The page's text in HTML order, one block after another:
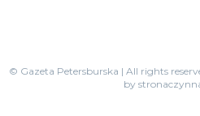
© Gazeta Petersburska | All rights
by